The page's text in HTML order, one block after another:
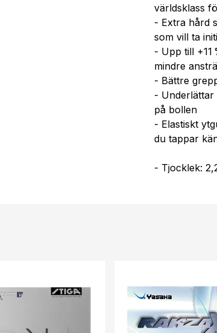
världsklass
- Extra hård
som vill ta
- Upp till +11
mindre
- Bättre
- Underlättar
på bollen
- Elastiskt
du tappar
- Tjocklek: